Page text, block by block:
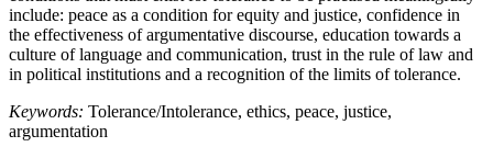
include: peace as a condition for equity and justice, confidence in
the effectiveness of argumentative discourse, education towards a
culture of language and communication, trust in the rule of law and
in political institutions and a recognition of the limits of tolerance.
Keywords: Tolerance/Intolerance, ethics, peace, justice,
argumentation